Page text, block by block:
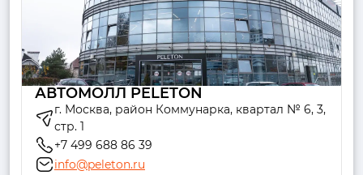
АВТОМОЛЛ PELETON
г. Москва, район Коммунарка, квартал № 6, 3,
стр. 1
+7 499 688 86 39
info@peleton.ru